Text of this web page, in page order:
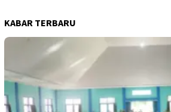
KABAR TERBARU